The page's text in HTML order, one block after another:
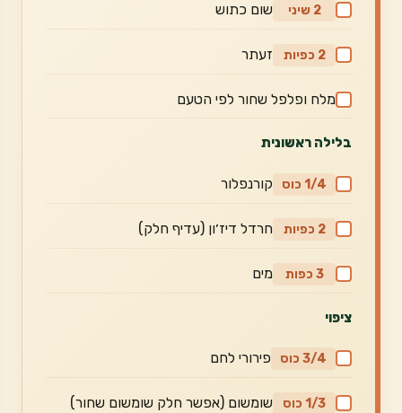
2 שיני שום כתוש
2 כפיות זעתר
מלח ופלפל שחור לפי הטעם
בלילה ראשונית
1/4 כוס קורנפלור
2 כפיות חרדל דיז׳ון (עדיף חלק)
3 כפות מים
ציפוי
3/4 כוס פירורי לחם
1/3 כוס שומשום (אפשר חלק שומשום שחור)